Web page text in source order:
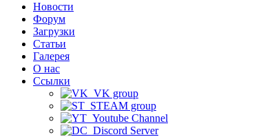
Новости
Форум
Загрузки
Статьи
Галерея
О нас
Ссылки
VK group
STEAM group
Youtube Channel
Discord Server